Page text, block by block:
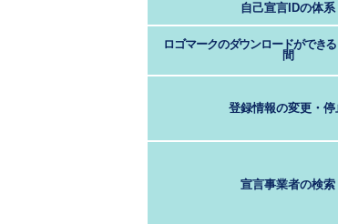
自己宣言IDの体系
ロゴマークのダウンロードができ
間
登録情報の変更・停
宣言事業者の検索